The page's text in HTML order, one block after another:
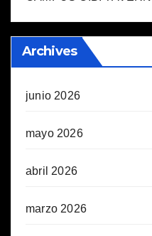
Archives
junio 2026
mayo 2026
abril 2026
marzo 2026